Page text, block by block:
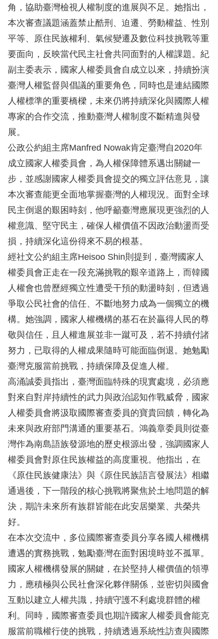
核
心
人
權
公
約
陳
情
申
訴
人
權
資
料
庫
無
礙
快
捷
鍵
請
選
擇
語
言
兒少版
回
首
頁
網
站
導
覽
網
站
角，協助臺灣檢視人權制度的進展與不足。她指出，
本次審查議題涵蓋禁止酷刑、迫遷、勞動權益、性別
平等、原住民族權利、氣候變遷及數位科技挑戰等重
要面向，反映當代民主社會共同面對的人權課題。紀
副主委表示，國家人權委員會自成立以來，持續扮演
臺灣人權監督與倡議的重要角色，同時也是連結國際
人權標準的重要橋樑，未來仍將持續深化與國際人權
專家的合作交流，推動臺灣人權制度不斷精進與發
展。
公政公約組主席Manfred Nowak肯定臺灣自2020年
成立國家人權委員會，為人權保障體系邁出關鍵一
步，並感謝國家人權委員會提交的獨立評估意見，讓
本次審查能更全面地掌握臺灣的人權現況。面對全球
民主倒退的艱困時刻，他呼籲臺灣應展現更強烈的人
權意識、堅守民主，確保人權價值不因政治動盪而受
損，持續深化這份得來不易的根基。
經社文公約組主席Heisoo Shin則提到，臺灣國家人
權委員會正走在一段充滿挑戰的艱辛道路上，而韓國
人權會也曾歷經獨立性遭受干預的動盪時刻，但透過
爭取公民社會的信任、不斷地努力成為一個獨立的機
構。她強調，國家人權機構的基石在於贏得人民的尊
敬與信任，且人權進展並非一蹴可及，若不持續付諸
努力，已取得的人權成果隨時可能面臨倒退。她勉勵
臺灣克服當前挑戰，持續保障及促進人權。
高涌誠委員指出，臺灣面臨特殊的現實處境，必須應
對來自對岸持續性的武力與政治認知作戰威脅，國家
人權委員會將汲取國際審查委員的寶貴回饋，轉化為
未來與政府部門溝通的重要基石。鴻義章委員則從臺
灣作為南島語族發源地的歷史根源出發，強調國家人
權委員會對原住民族權益的高度重視。他指出，在
《原住民族健康法》與《原住民族語言發展法》相繼
通過後，下一階段的核心挑戰將聚焦於土地問題的解
決，期許未來所有族群皆能在此安居樂業、共榮共
好。
在本次交流中，多位國際審查委員分享各國人權機構
遭遇的實務挑戰，勉勵臺灣在面對困境時並不孤單。
國家人權機構發展的關鍵，在於堅持人權價值的領導
力，應積極與公民社會深化夥伴關係，並密切與國會
互動以建立人權共識，持續守護不利處境群體的權
利。同時，國際審查委員也期許國家人權委員會能克
服當前職權行使的挑戰，持續透過系統性訪查與國際